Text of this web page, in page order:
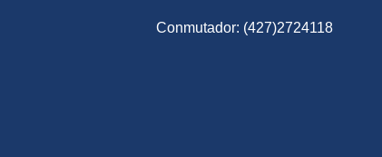
Conmutador: (427)2724118